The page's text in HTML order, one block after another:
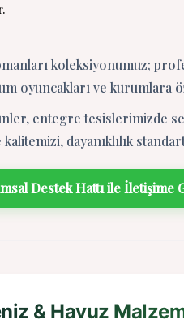
koleksiyonumuz;
oyuncakları ve kurumlara
entegre tesislerimizde
kalitemizi, dayanıklılık
Destek Hattı ile İletişime
& Havuz